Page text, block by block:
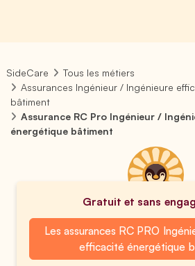
SideCare
Tous les métiers
Assurances Ingénieur / Ingénieure
bâtiment
Assurance RC Pro Ingénieur /
énergétique bâtiment
Gratuit et sans
Les assurances RC PRO
efficacité énergétique